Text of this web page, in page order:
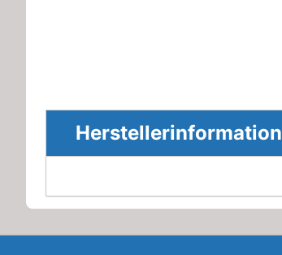
Herstellerinformation